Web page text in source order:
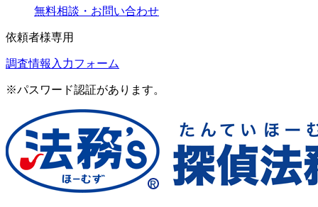
無料相談・お問い合わせ
依頼者様専用
調査情報入力フォーム
※パスワード認証があります。